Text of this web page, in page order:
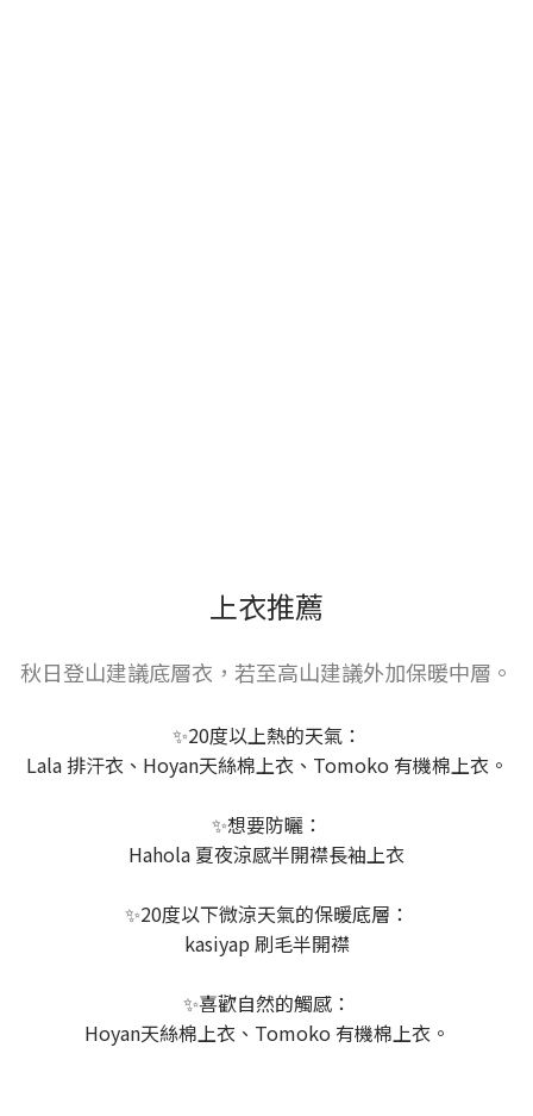
上衣推薦
秋日登山建議底層衣，若至高山建議外加保暖中層。
✨20度以上熱的天氣：
Lala 排汗衣、Hoyan天絲棉上衣、Tomoko 有機棉上衣。
✨想要防曬：
Hahola 夏夜涼感半開襟長袖上衣
✨20度以下微涼天氣的保暖底層：
kasiyap 刷毛半開襟
✨喜歡自然的觸感：
Hoyan天絲棉上衣、Tomoko 有機棉上衣。